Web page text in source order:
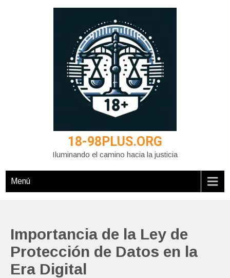
18-98PLUS.ORG
Iluminando el camino hacia la justicia
Menú
Importancia de la Ley de
Protección de Datos en la
Era Digital